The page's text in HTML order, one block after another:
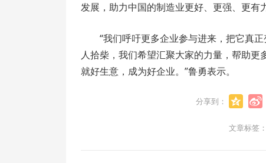
发展，助力中国的制造业更好、更强、更有
“我们呼吁更多企业参与进来，把它真
人拾柴，我们希望汇聚大家的力量，帮助
就好生意，成为好企业。”鲁勇表示。
分享到：
文章标签：